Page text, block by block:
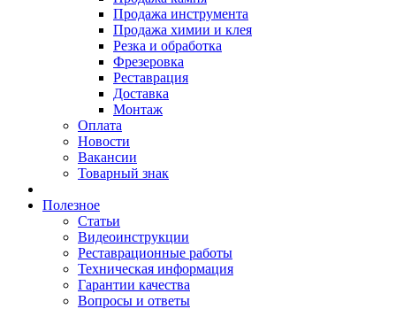
Продажа инструмента
Продажа химии и клея
Резка и обработка
Фрезеровка
Реставрация
Доставка
Монтаж
Оплата
Новости
Вакансии
Товарный знак
Полезное
Статьи
Видеоинструкции
Реставрационные работы
Техническая информация
Гарантии качества
Вопросы и ответы